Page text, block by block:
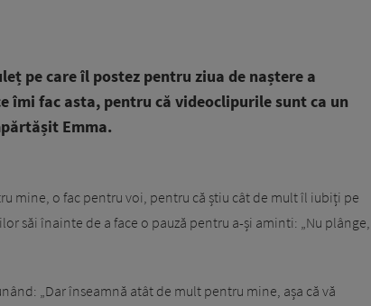
pe care îl postez pentru ziua de naștere a
îmi fac asta, pentru că videoclipurile sunt ca un
Emma.
mine, o fac pentru voi, pentru că știu cât de mult îl iubiți pe
săi înainte de a face o pauză pentru a-și aminti: „Nu plânge,
„Dar înseamnă atât de mult pentru mine, așa că vă